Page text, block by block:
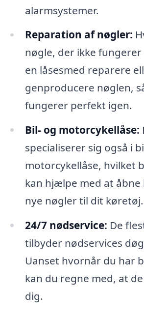
alarmsystemer.
Reparation af nøgler:
nøgle, der ikke
en låsesmed reparere
genproducere nøglen,
fungerer perfekt igen.
Bil- og motorcykellåse:
specialiserer sig også i
motorcykellåse, hvilket
kan hjælpe med at åbne
nye nøgler til dit køretøj.
24/7 nødservice: De
tilbyder nødservices
Uanset hvornår du har
kan du regne med, at
dig.